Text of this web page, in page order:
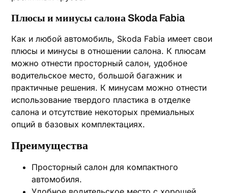
Плюсы и минусы салона Skoda Fabia
Как и любой автомобиль, Skoda Fabia имеет свои
плюсы и минусы в отношении салона. К плюсам
можно отнести просторный салон, удобное
водительское место, большой багажник и
практичные решения. К минусам можно отнести
использование твердого пластика в отделке
салона и отсутствие некоторых премиальных
опций в базовых комплектациях.
Преимущества
Просторный салон для компактного
автомобиля.